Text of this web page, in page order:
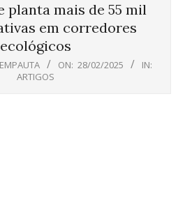
planta mais de 55 mil
em corredores
ecológicos
ON: 28/02/2025
IN:
ARTIGOS